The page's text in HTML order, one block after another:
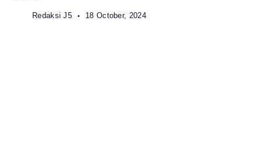
Redaksi J5 18 October, 2024